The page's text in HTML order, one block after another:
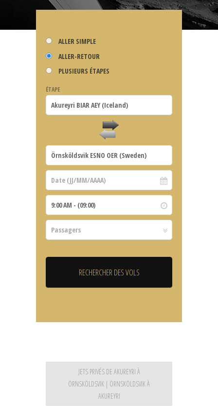
ALLER SIMPLE
ALLER-RETOUR
PLUSIEURS ÉTAPES
ÉTAPE
JETS PRIVÉS DE AKUREYRI À
ÖRNSKÖLDSVIK | ÖRNSKÖLDSVIK À
AKUREYRI